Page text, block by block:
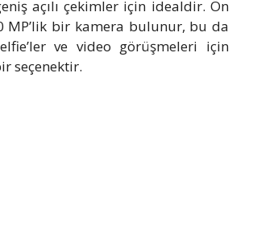
açılı çekimler için idealdir. Ön
MP’lik bir kamera bulunur, bu da
ve video görüşmeleri için
seçenektir.